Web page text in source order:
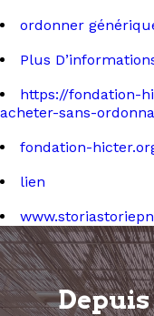
ordonner
Plus
https://fondation-
acheter-sans-
fondation-
lien
Depuis